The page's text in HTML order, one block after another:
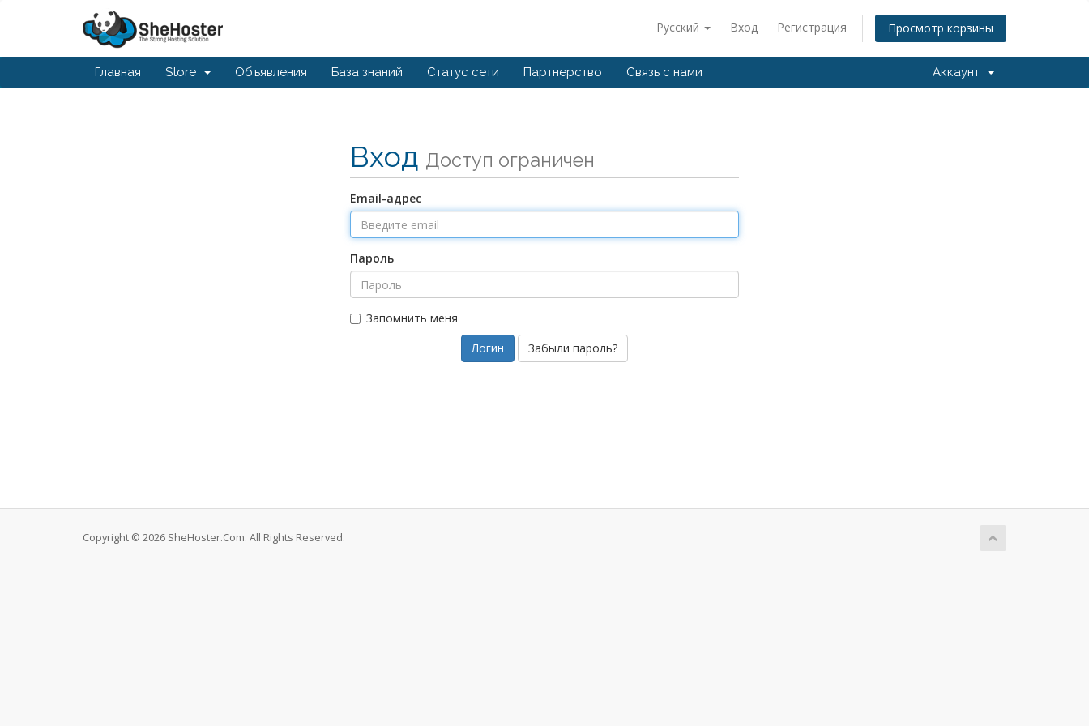
Русский Вход Регистрация Просмотр корзины
Главная Store Объявления База знаний Статус сети Партнерство Связь с нами Аккаунт
Вход Доступ ограничен
Email-адрес
Пароль
Запомнить меня
Забыли пароль?
Copyright © 2026 SheHoster.Com. All Rights Reserved.